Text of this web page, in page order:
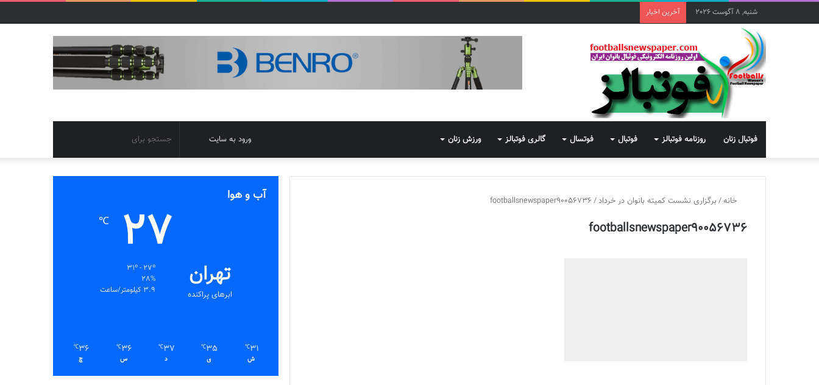
شنبه, 8 آگوست 2026 آخرین اخبار
فوتبال زنان روزنامه فوتبالز فوتبال فوتسال گالری فوتبالز ورزش زنان
برای
تغییر
پوسته
ورود به سایت
خانه/ برگزاری نشست کمیته بانوان در خرداد/
footballsnewspaper90056736
footballsnewspaper90056736
آب و هوا
تهران
ابرهای پراکنده
27
℃
31º - 27º
28%
3.9 کیلومتر/ساعت
31
℃
ش
35
℃
ی
37
℃
د
36
℃
س
36
℃
چ